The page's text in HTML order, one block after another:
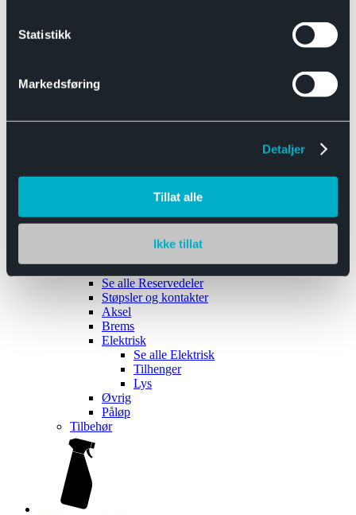
Statistikk
Markedsføring
Detaljer
Tillat alle
Ikke tillat
Båthengere
Reservedeler
Se alle Reservedeler
Støpsler og kontakter
Aksel
Brems
Elektrisk
Se alle Elektrisk
Tilhenger
Lys
Øvrig
Påløp
Tilbehør